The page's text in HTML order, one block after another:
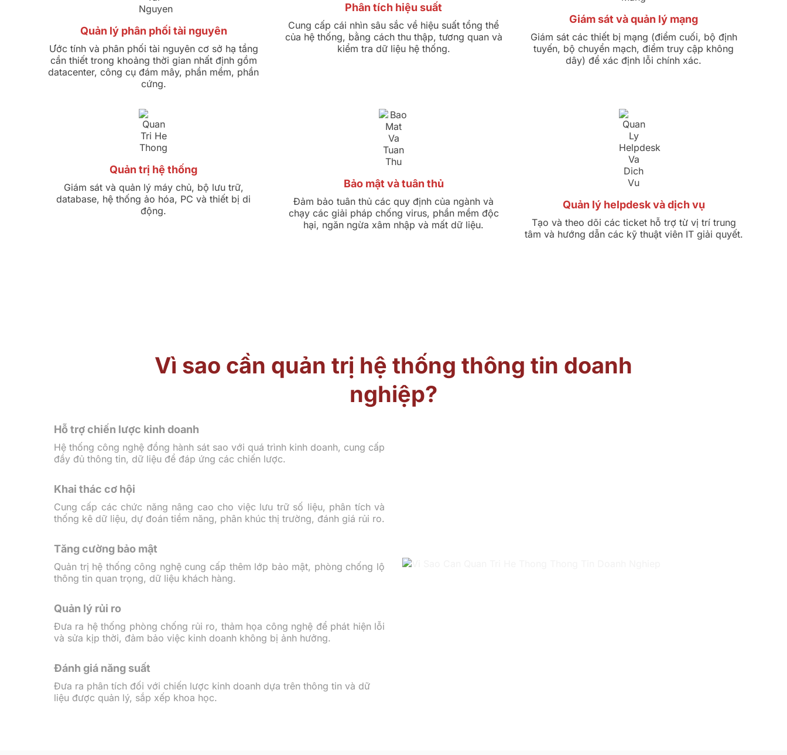
Quản lý phân phối tài nguyên
Ước tính và phân phối tài nguyên cơ sở hạ tầng
cần thiết trong khoảng thời gian nhất định gồm
datacenter, công cụ đám mây, phần mềm, phần
cứng.
Phân tích hiệu suất
Cung cấp cái nhìn sâu sắc về hiệu suất tổng thể
của hệ thống, bằng cách thu thập, tương quan và
kiểm tra dữ liệu hệ thống.
Giám sát và quản lý mạng
Giám sát các thiết bị mạng (điểm cuối, bộ định
tuyến, bộ chuyển mạch, điểm truy cập không
dây) để xác định lỗi chính xác.
Quản trị hệ thống
Giám sát và quản lý máy chủ, bộ lưu trữ,
database, hệ thống ảo hóa, PC và thiết bị di
động.
Bảo mật và tuân thủ
Đảm bảo tuân thủ các quy định của ngành và
chạy các giải pháp chống virus, phần mềm độc
hại, ngăn ngừa xâm nhập và mất dữ liệu.
Quản lý helpdesk và dịch vụ
Tạo và theo dõi các ticket hỗ trợ từ vị trí trung
tâm và hướng dẫn các kỹ thuật viên IT giải quyết.
Vì sao cần quản trị hệ thống thông tin doanh
nghiệp?
Hỗ trợ chiến lược kinh doanh
Hệ thống công nghệ đồng hành sát sao với quá trình kinh doanh, cung cấp
đầy đủ thông tin, dữ liệu để đáp ứng các chiến lược.
Khai thác cơ hội
Cung cấp các chức năng nâng cao cho việc lưu trữ số liệu, phân tích và
thống kê dữ liệu, dự đoán tiềm năng, phân khúc thị trường, đánh giá rủi ro.
Tăng cường bảo mật
Quản trị hệ thống công nghệ cung cấp thêm lớp bảo mật, phòng chống lộ
thông tin quan trọng, dữ liệu khách hàng.
Quản lý rủi ro
Đưa ra hệ thống phòng chống rủi ro, thảm họa công nghệ để phát hiện lỗi
và sửa kịp thời, đảm bảo việc kinh doanh không bị ảnh hưởng.
Đánh giá năng suất
Đưa ra phân tích đối với chiến lược kinh doanh dựa trên thông tin và dữ
liệu được quản lý, sắp xếp khoa học.